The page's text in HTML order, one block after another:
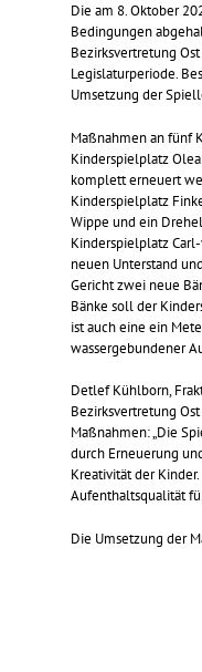
Die am 8. Oktober
Bedingungen
Bezirksvertretung
Legislaturperiode.
Umsetzung der
Maßnahmen an fünf
Kinderspielplatz
komplett erneuert
Kinderspielplatz
Wippe und ein
Kinderspielplatz
neuen Unterstand
Gericht zwei neue
Bänke soll der
ist auch eine ein
wassergebundener
Detlef Kühlborn,
Bezirksvertretung
Maßnahmen: „Die
durch Erneuerung
Kreativität der
Aufenthaltsqualität
Die Umsetzung der